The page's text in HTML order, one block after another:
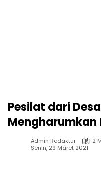
Pesilat dari
Mengharumkan
Admin Redaktur
2
Senin, 29 Maret 2021